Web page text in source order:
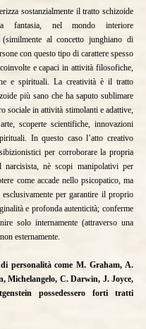
sostanzialmente il tratto schizoide
nel mondo interiore
(similmente al concetto junghiano di
con questo tipo di carattere spesso
e capaci in attività filosofiche,
e spirituali. La creatività è il tratto
più sano che ha saputo sublimare
sociale in attività stimolanti e adattive,
scoperte scientifiche, innovazioni
In questo caso l’atto creativo
per corroborare la propria
narcisista, nè scopi manipolativi per
come accade nello psicopatico, ma
per garantire il proprio
e profonda autenticità; conferme
solo internamente (attraverso una
esternamente.
personalità come M. Graham, A.
Michelangelo, C. Darwin, J. Joyce,
possedessero forti tratti